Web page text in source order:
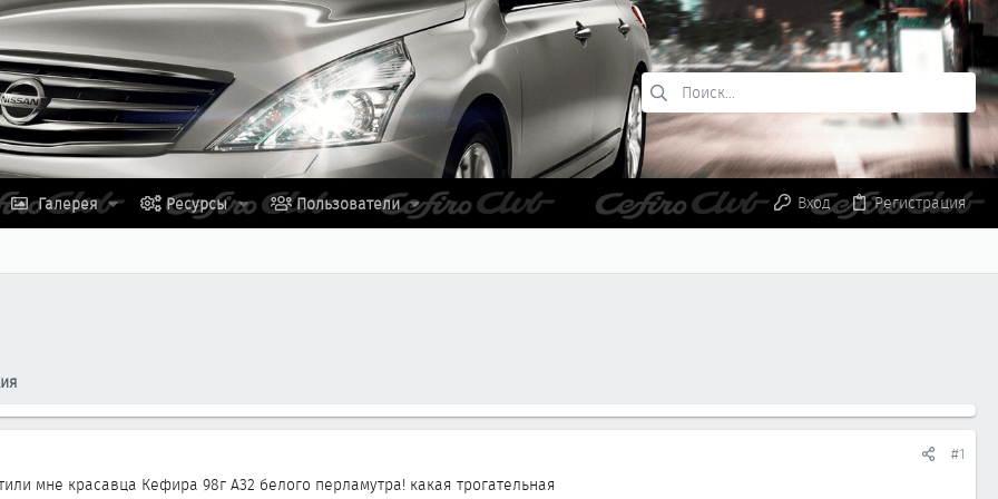
Галерея Ресурсы Пользователи Вход Регистрация
#1
мне красавца Кефира 98г А32 белого перламутра! какая трогательная